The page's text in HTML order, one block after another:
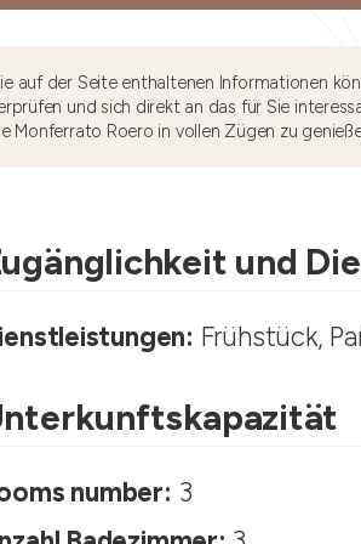
auf der Seite enthaltenen Informationen
und sich direkt an das für Sie
Monferrato Roero in vollen Zügen zu
und
Frühstück,
number: 3